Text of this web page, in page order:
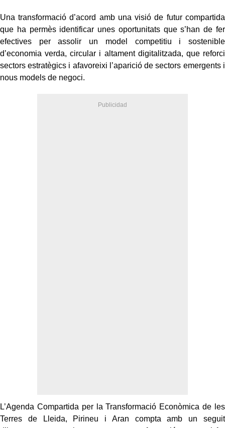
Una transformació d’acord amb una visió de futur compartida
que ha permès identificar unes oportunitats que s’han de fer
efectives per assolir un model competitiu i sostenible
d’economia verda, circular i altament digitalitzada, que reforci
sectors estratègics i afavoreixi l’aparició de sectors emergents i
nous models de negoci.
L’Agenda Compartida per la Transformació Econòmica de les
Terres de Lleida, Pirineu i Aran compta amb un seguit